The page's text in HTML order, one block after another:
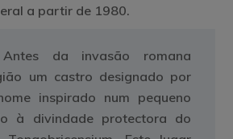
a partir de 1980.
da invasão romana
um castro designado por
inspirado num pequeno
à divindade protectora do